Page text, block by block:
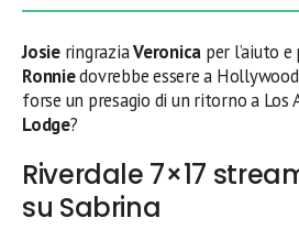
JosieringraziaVeronica per l’aiuto e
Ronniedovrebbe essere a
forse un presagio di un ritorno a Los
Lodge?
Riverdale 7×17
su Sabrina